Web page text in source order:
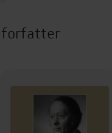
forfatter